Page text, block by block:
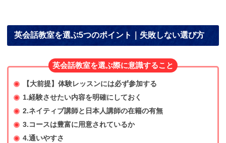
英会話教室を選ぶ5つのポイント｜失敗しない選び方
英会話教室を選ぶ際に意識すること
【大前提】体験レッスンには必ず参加する
1.経験させたい内容を明確にしておく
2.ネイティブ講師と日本人講師の在籍の有無
3.コースは豊富に用意されているか
4.通いやすさ